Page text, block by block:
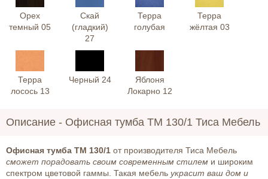
Орех
темный 05
Скай
(гладкий)
27
Терра
голубая
Терра
жёлтая 03
Терра
лосось 13
Черный 24
Яблоня
Локарно 12
Описание - Офисная тумба ТМ 130/1 Тиса Мебель
Офисная тумба ТМ 130/1 от производителя Тиса Мебель
сможет порадовать своим современным стилем и широким
спектром цветовой гаммы. Такая мебель украсит ваш дом и